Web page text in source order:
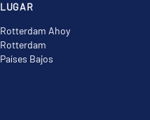
LUGAR
Rotterdam Ahoy
Rotterdam
Países Bajos